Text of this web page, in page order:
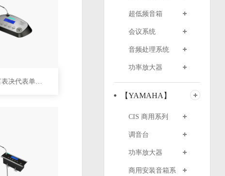
桌面式发言表决代表单元 D6222
超低频音箱
会议系统
音频处理系统
功率放大器
【YAMAHA】
CIS 商用系列
调音台
功率放大器
商用安装音箱系